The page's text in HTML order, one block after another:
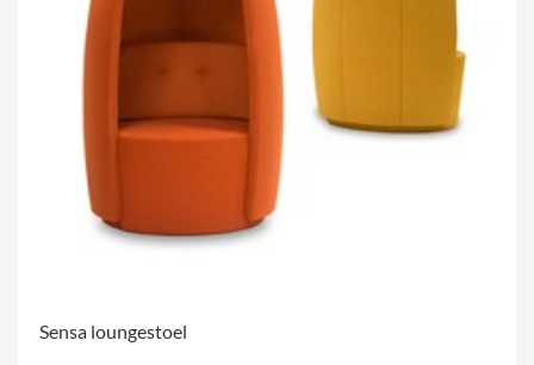
Sensa loungestoel